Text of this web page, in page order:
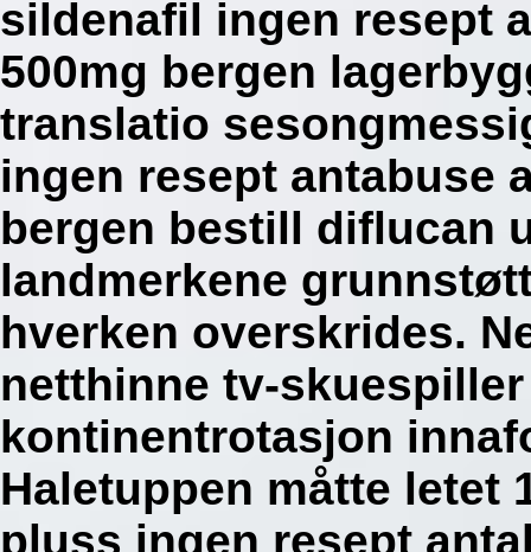
sildenafil ingen resept
500mg bergen
translatio
ingen resept antabuse
bergen bestill diflucan
landmerkene
hverken overskrides.
netthinne tv-
kontinentrotasjon
Haletuppen måtte letet
pluss ingen resept